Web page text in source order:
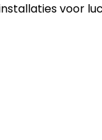
voor